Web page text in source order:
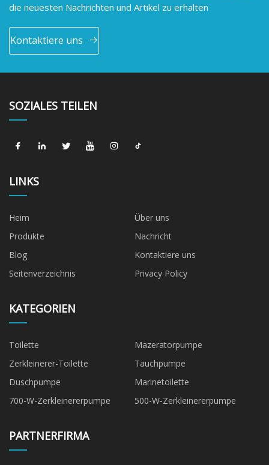
die neuesten Nachrichten und Artikel zu erhalten
Kontaktiere uns
SOZIALES TEILEN
LINKS
Heim
Über uns
Produkte
Nachricht
Blog
Kontaktiere uns
Seitenverzeichnis
Privacy Policy
KATEGORIEN
Toilette
Mazeratorpumpe
Zerkleinerer-Toilette
Tauchpumpe
Duschpumpe
Marinetoilette
700-W-Zerkleinererpumpe
500-W-Zerkleinererpumpe
PARTNERFIRMA